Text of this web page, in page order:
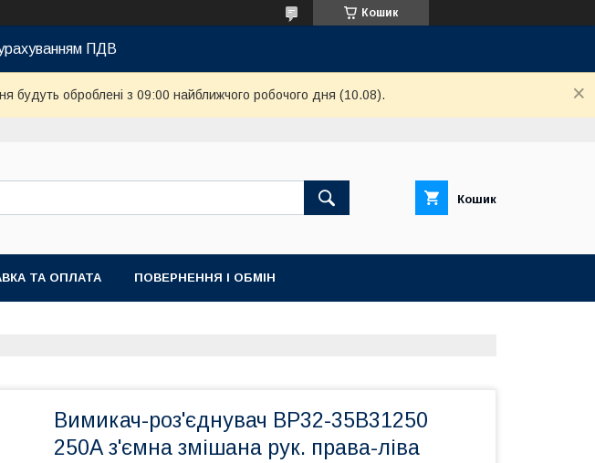
Кошик
урахуванням ПДВ
будуть оброблені з 09:00 найближчого робочого дня (10.08).
Кошик
ТА ОПЛАТА ПОВЕРНЕННЯ І ОБМІН
Вимикач-роз'єднувач ВР32-35В31250
250А з'ємна змішана рук. права-ліва